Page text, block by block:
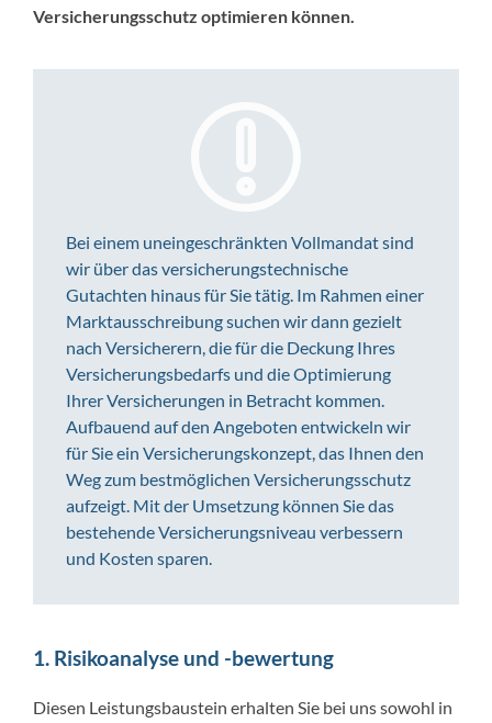
Versicherungsschutz optimieren können.
Bei einem uneingeschränkten Vollmandat sind
wir über das versicherungstechnische
Gutachten hinaus für Sie tätig. Im Rahmen einer
Marktausschreibung suchen wir dann gezielt
nach Versicherern, die für die Deckung Ihres
Versicherungsbedarfs und die Optimierung
Ihrer Versicherungen in Betracht kommen.
Aufbauend auf den Angeboten entwickeln wir
für Sie ein Versicherungskonzept, das Ihnen den
Weg zum bestmöglichen Versicherungsschutz
aufzeigt. Mit der Umsetzung können Sie das
bestehende Versicherungsniveau verbessern
und Kosten sparen.
1. Risikoanalyse und -bewertung
Diesen Leistungsbaustein erhalten Sie bei uns sowohl in